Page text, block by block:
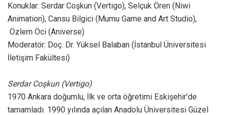
Konuklar: Serdar Coşkun (Vertigo), Selçuk Ören (Niwi
Animation), Cansu Bilgici (Mumu Game and Art Studio),
Özlem Öci (Aniverse)
Moderatör: Doç. Dr. Yüksel Balaban (İstanbul Üniversitesi
İletişim Fakültesi)
Serdar Coşkun (Vertigo)
1970 Ankara doğumlu, İlk ve orta öğretimi Eskişehir’de
tamamladı. 1990 yılında açılan Anadolu Üniversitesi Güzel